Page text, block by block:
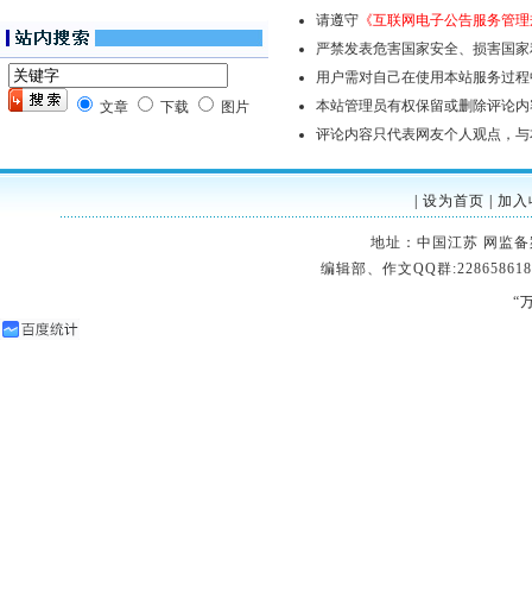
文章 下载 图片
请遵守 《互联网电子公告服务管
严禁发表危害国家安全、损害国
用户需对自己在使用本站服务过
本站管理员有权保留或删除评论
评论内容只代表网友个人观点，
设为首页 加入
地址：中国江苏 网监
编辑部、作文QQ群
“